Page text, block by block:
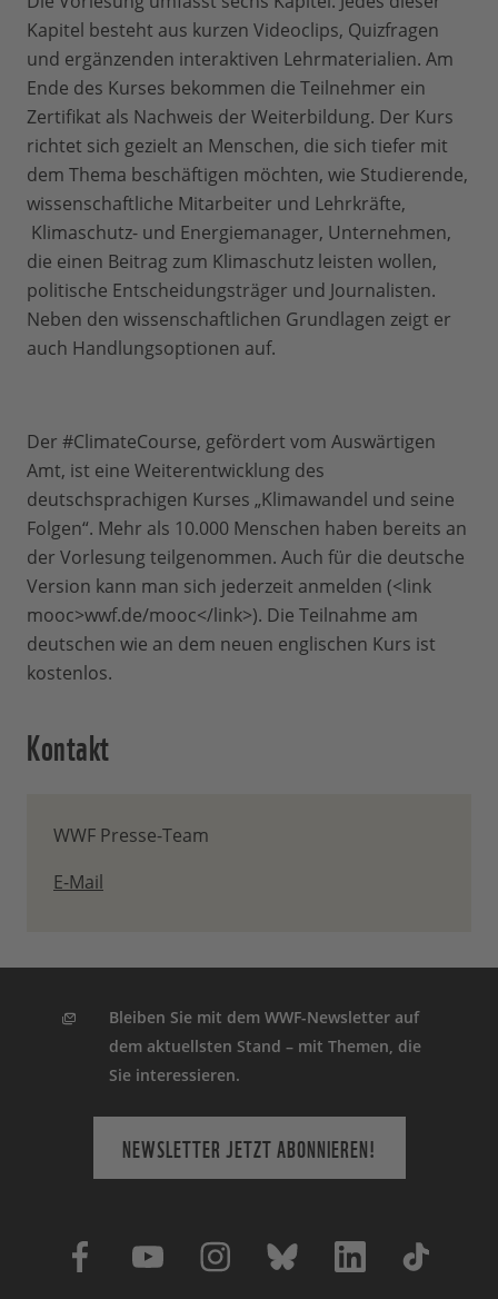
Kapitel besteht aus kurzen Videoclips, Quizfragen
und ergänzenden interaktiven Lehrmaterialien. Am
Ende des Kurses bekommen die Teilnehmer ein
Zertifikat als Nachweis der Weiterbildung. Der Kurs
richtet sich gezielt an Menschen, die sich tiefer mit
dem Thema beschäftigen möchten, wie Studierende,
wissenschaftliche Mitarbeiter und Lehrkräfte,
Klimaschutz- und Energiemanager, Unternehmen,
die einen Beitrag zum Klimaschutz leisten wollen,
politische Entscheidungsträger und Journalisten.
Neben den wissenschaftlichen Grundlagen zeigt er
auch Handlungsoptionen auf.
Der #ClimateCourse, gefördert vom Auswärtigen
Amt, ist eine Weiterentwicklung des
deutschsprachigen Kurses „Klimawandel und seine
Folgen“. Mehr als 10.000 Menschen haben bereits an
der Vorlesung teilgenommen. Auch für die deutsche
Version kann man sich jederzeit anmelden (<link
mooc>wwf.de/mooc</link>). Die Teilnahme am
deutschen wie an dem neuen englischen Kurs ist
kostenlos.
Kontakt
WWF Presse-Team
E-Mail
Bleiben Sie mit dem WWF-Newsletter auf
dem aktuellsten Stand – mit Themen, die
Sie interessieren.
NEWSLETTER JETZT ABONNIEREN!